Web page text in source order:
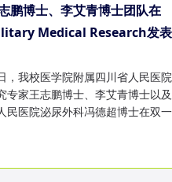
鹏博士、李艾青博士团队在
Medical Research发
，我校医学院附属四川省人民医
专家王志鹏博士、李艾青博士以
民医院泌尿外科冯德超博士在双